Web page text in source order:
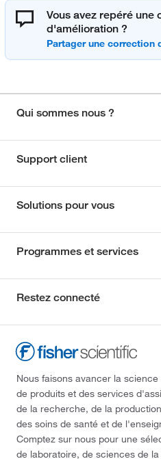
Vous avez repéré une
d'amélioration ?
Qui sommes nous ?
Support client
Solutions pour vous
Programmes et services
Restez connecté
Nous faisons avancer la
de produits et des services
de la recherche, de la
des soins de santé et de
Comptez sur nous pour une
de laboratoire, de sciences de